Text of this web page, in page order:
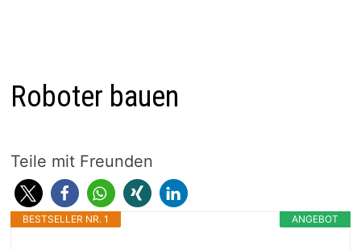
Roboter bauen
Teile mit Freunden
ANGEBOT
BESTSELLER NR. 1